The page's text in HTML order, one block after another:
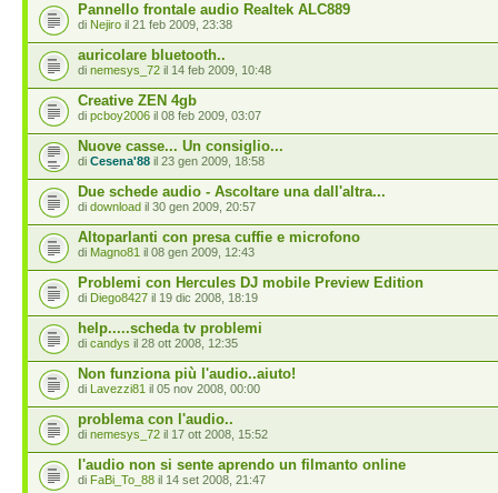
Pannello frontale audio Realtek ALC889
di Nejiro il 21 feb 2009, 23:38
auricolare bluetooth..
di nemesys_72 il 14 feb 2009, 10:48
Creative ZEN 4gb
di pcboy2006 il 08 feb 2009, 03:07
Nuove casse... Un consiglio...
di Cesena'88 il 23 gen 2009, 18:58
Due schede audio - Ascoltare una dall'altra...
di download il 30 gen 2009, 20:57
Altoparlanti con presa cuffie e microfono
di Magno81 il 08 gen 2009, 12:43
Problemi con Hercules DJ mobile Preview Edition
di Diego8427 il 19 dic 2008, 18:19
help.....scheda tv problemi
di candys il 28 ott 2008, 12:35
Non funziona più l'audio..aiuto!
di Lavezzi81 il 05 nov 2008, 00:00
problema con l'audio..
di nemesys_72 il 17 ott 2008, 15:52
l'audio non si sente aprendo un filmanto online
di FaBi_To_88 il 14 set 2008, 21:47